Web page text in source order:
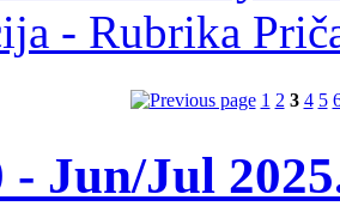
- Rubrika
1 2 3 4 5
- Jun/Jul